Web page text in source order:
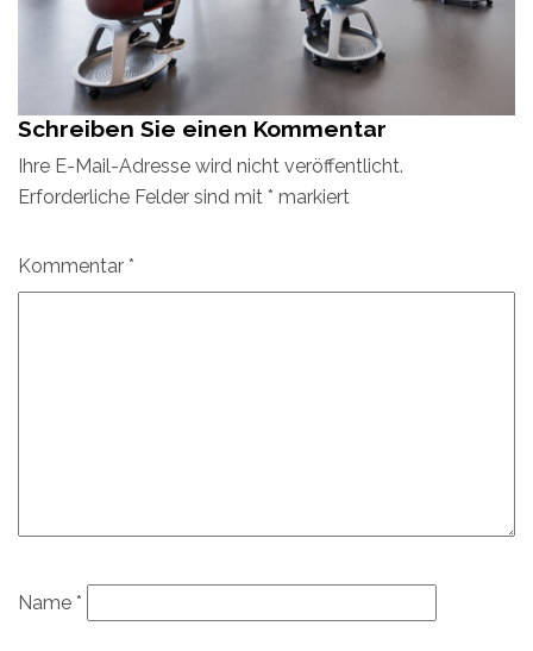
Schreiben Sie einen Kommentar
Ihre E-Mail-Adresse wird nicht veröffentlicht.
Erforderliche Felder sind mit * markiert
Kommentar *
Name *